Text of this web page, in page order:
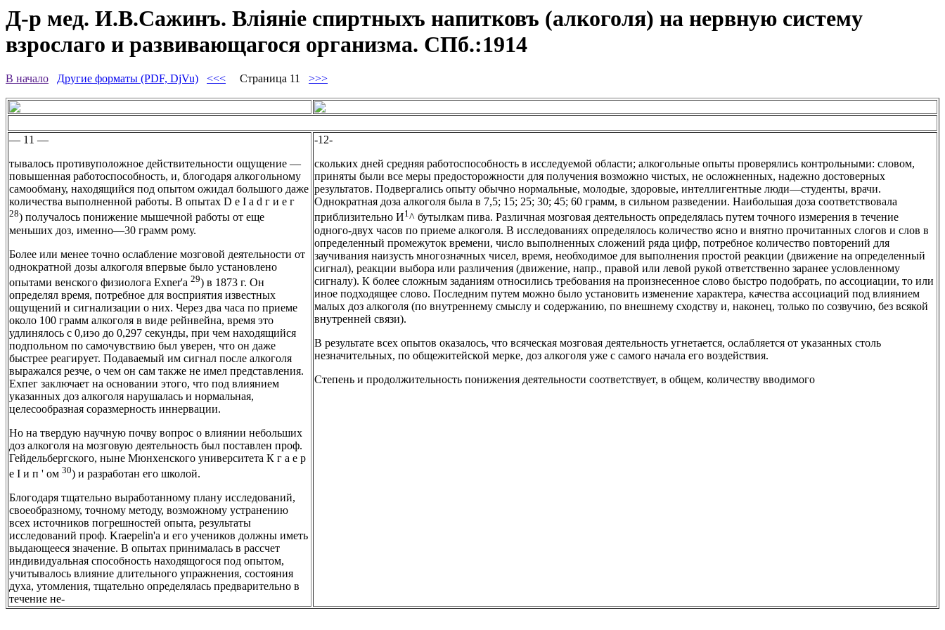
Д-р мед. И.В.Сажинъ. Вліяніе спиртныхъ напитковъ (алкоголя) на нервную систему
взрослаго и развивающагося организма. СПб.:1914
В начало Другие форматы (PDF, DjVu) <<< Страница 11 >>>
— 11 —
тывалось противуположное действительности ощущение —
повышенная работоспособность, и, блогодаря алкогольному
самообману, находящийся под опытом ожидал большого даже
количества выполненной работы. В опытах D е I а d г и е г
28) получалось понижение мышечной работы от еще
меньших доз, именно—30 грамм рому.
Более или менее точно ослабление мозговой деятельности от
однократной дозы алкоголя впервые было установлено
опытами венского физиолога Exner'a 29) в 1873 г. Он
определял время, потребное для восприятия известных
ощущений и сигнализации о них. Через два часа по приеме
около 100 грамм алкоголя в виде рейнвейна, время это
удлинялось с 0,иэо до 0,297 секунды, при чем находящийся
подпольном по самочувствию был уверен, что он даже
быстрее реагирует. Подаваемый им сигнал после алкоголя
выражался резче, о чем он сам также не имел представления.
Ехпег заключает на основании этого, что под влиянием
указанных доз алкоголя нарушалась и нормальная,
целесообразная соразмерность иннервации.
Но на твердую научную почву вопрос о влиянии небольших
доз алкоголя на мозговую деятельность был поставлен проф.
Гейдельбергского, ныне Мюнхенского университета К г а е р
е I и п ' ом 30) и разработан его школой.
Блогодаря тщательно выработанному плану исследований,
своеобразному, точному методу, возможному устранению
всех источников погрешностей опыта, результаты
исследований проф. Kraepelin'a и его учеников должны иметь
выдающееся значение. В опытах принималась в рассчет
индивидуальная способность находящогося под опытом,
учитывалось влияние длительного упражнения, состояния
духа, утомления, тщательно определялась предварительно в
течение не-
-12-
скольких дней средняя работоспособность в исследуемой области; алкогольные опыты проверялись контрольными: словом,
приняты были все меры предосторожности для получения возможно чистых, не осложненных, надежно достоверных
результатов. Подвергались опыту обычно нормальные, молодые, здоровые, интеллигентные люди—студенты, врачи.
Однократная доза алкоголя была в 7,5; 15; 25; 30; 45; 60 грамм, в сильном разведении. Наибольшая доза соответствовала
приблизительно И1^ бутылкам пива. Различная мозговая деятельность определялась путем точного измерения в течение
одного-двух часов по приеме алкоголя. В исследованиях определялось количество ясно и внятно прочитанных слогов и слов в
определенный промежуток времени, число выполненных сложений ряда цифр, потребное количество повторений для
заучивания наизусть многозначных чисел, время, необходимое для выполнения простой реакции (движение на определенный
сигнал), реакции выбора или различения (движение, напр., правой или левой рукой ответственно заранее условленному
сигналу). К более сложным заданиям относились требования на произнесенное слово быстро подобрать, по ассоциации, то или
иное подходящее слово. Последним путем можно было установить изменение характера, качества ассоциаций под влиянием
малых доз алкоголя (по внутреннему смыслу и содержанию, по внешнему сходству и, наконец, только по созвучию, без всякой
внутренней связи).
В результате всех опытов оказалось, что всяческая мозговая деятельность угнетается, ослабляется от указанных столь
незначительных, по общежитейской мерке, доз алкоголя уже с самого начала его воздействия.
Степень и продолжительность понижения деятельности соответствует, в общем, количеству вводимого